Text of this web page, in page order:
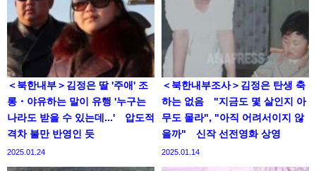
＜북한내부＞김정은 딸 '주애' 조
롱・야유하는 말이 유행 '누구는
나라도 받을 수 있는데...' 압도적
격차 불만 반영인 듯
2025.01.24
＜북한내부조사＞김정은 탄생 축
하는 없음 "지금도 몇 살인지 아
무도 몰라", "아직 어려서이지 않
을까" 신작 선전영화 상영
2025.01.14